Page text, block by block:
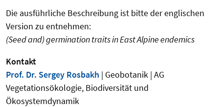
Die ausführliche Beschreibung ist bitte der englischen
Version zu entnehmen:
(Seed and) germination traits in East Alpine endemics
Kontakt
Prof. Dr. Sergey Rosbakh | Geobotanik | AG
Vegetationsökologie, Biodiversität und
Ökosystemdynamik